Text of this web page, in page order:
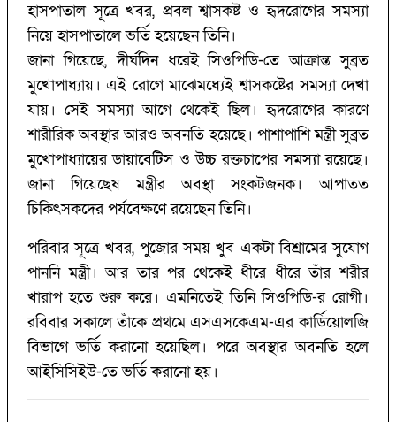
হাসপাতাল সূত্রে খবর, প্রবল শ্বাসকষ্ট ও হৃদরোগের সমস্যা
নিয়ে হাসপাতালে ভর্তি হয়েছেন তিনি।
জানা গিয়েছে, দীর্ঘদিন ধরেই সিওপিডি-তে আক্রান্ত সুব্রত
মুখোপাধ্যায়। এই রোগে মাঝেমধ্যেই শ্বাসকষ্টের সমস্যা দেখা
যায়। সেই সমস্যা আগে থেকেই ছিল। হৃদরোগের কারণে
শারীরিক অবস্থার আরও অবনতি হয়েছে। পাশাপাশি মন্ত্রী সুব্রত
মুখোপাধ্যায়ের ডায়াবেটিস ও উচ্চ রক্তচাপের সমস্যা রয়েছে।
জানা গিয়েছেষ মন্ত্রীর অবস্থা সংকটজনক। আপাতত
চিকিৎসকদের পর্যবেক্ষণে রয়েছেন তিনি।
পরিবার সূত্রে খবর, পুজোর সময় খুব একটা বিশ্রামের সুযোগ
পাননি মন্ত্রী। আর তার পর থেকেই ধীরে ধীরে তাঁর শরীর
খারাপ হতে শুরু করে। এমনিতেই তিনি সিওপিডি-র রোগী।
রবিবার সকালে তাঁকে প্রথমে এসএসকেএম-এর কার্ডিয়োলজি
বিভাগে ভর্তি করানো হয়েছিল। পরে অবস্থার অবনতি হলে
আইসিসিইউ-তে ভর্তি করানো হয়।